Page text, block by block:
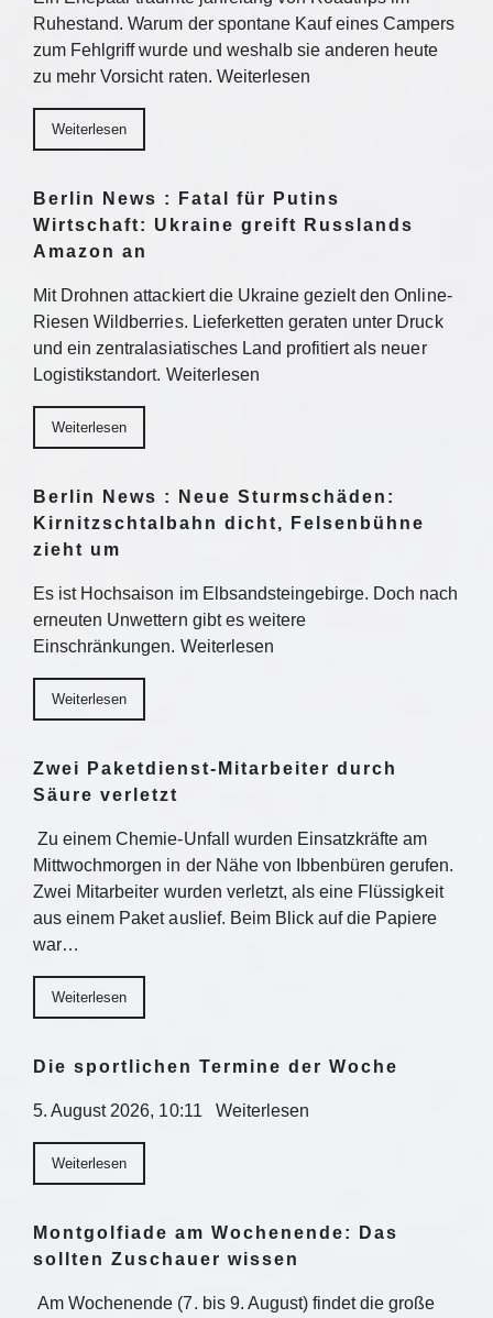
Ruhestand. Warum der spontane Kauf eines Campers
zum Fehlgriff wurde und weshalb sie anderen heute
zu mehr Vorsicht raten. Weiterlesen
Weiterlesen
Berlin News : Fatal für Putins
Wirtschaft: Ukraine greift Russlands
Amazon an
Mit Drohnen attackiert die Ukraine gezielt den Online-
Riesen Wildberries. Lieferketten geraten unter Druck
und ein zentralasiatisches Land profitiert als neuer
Logistikstandort. Weiterlesen
Weiterlesen
Berlin News : Neue Sturmschäden:
Kirnitzschtalbahn dicht, Felsenbühne
zieht um
Es ist Hochsaison im Elbsandsteingebirge. Doch nach
erneuten Unwettern gibt es weitere
Einschränkungen. Weiterlesen
Weiterlesen
Zwei Paketdienst-Mitarbeiter durch
Säure verletzt
Zu einem Chemie-Unfall wurden Einsatzkräfte am
Mittwochmorgen in der Nähe von Ibbenbüren gerufen.
Zwei Mitarbeiter wurden verletzt, als eine Flüssigkeit
aus einem Paket auslief. Beim Blick auf die Papiere
war…
Weiterlesen
Die sportlichen Termine der Woche
5. August 2026, 10:11 Weiterlesen
Weiterlesen
Montgolfiade am Wochenende: Das
sollten Zuschauer wissen
Am Wochenende (7. bis 9. August) findet die große